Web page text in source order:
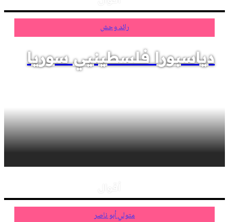
رائد وحش
دياسبورا فلسطينيي سوريا
متولي أبو ناصر